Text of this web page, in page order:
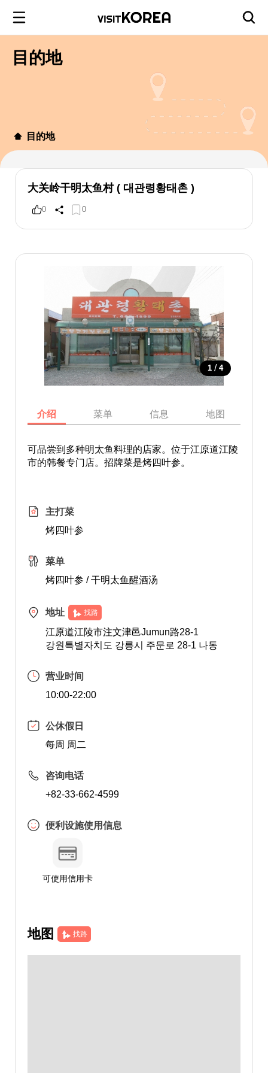
目的地
目的地
大关岭干明太鱼村 ( 대관령황태촌 )
0 0
1 / 4
介绍 菜单 信息 地图
可品尝到多种明太鱼料理的店家。位于江原道江陵
市的韩餐专门店。招牌菜是烤四叶参。
主打菜
烤四叶参
菜单
烤四叶参 / 干明太鱼醒酒汤
地址 找路
江原道江陵市注文津邑Jumun路28-1
강원특별자치도 강릉시 주문로 28-1 나동
营业时间
10:00-22:00
公休假日
每周 周二
咨询电话
+82-33-662-4599
便利设施使用信息
可使用信用卡
地图 找路